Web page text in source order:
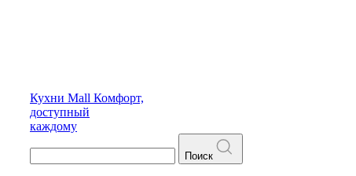
Кухни Mall Комфорт,
доступный
каждому
Поиск